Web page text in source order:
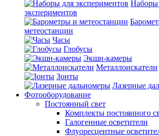
Наборы
экспериментов
метеостанции
Часы
Глобусы
Экшн-камеры
Металлоискатели
Зонты
Лазерные
Фотооборудование
Постоянный свет
Комплекты постоянного
Галогенные осветители
Флуоресцентные